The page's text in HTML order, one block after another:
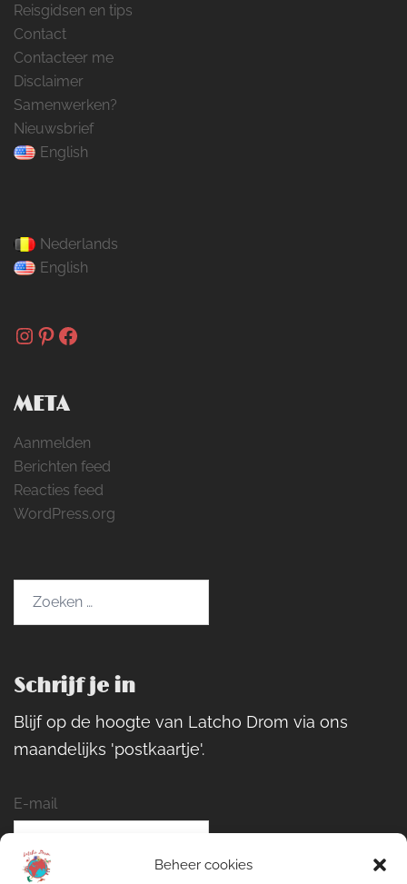
Beheer cookies
Reisgidsen en tips
Contact
Contacteer me
Disclaimer
Samenwerken?
Nieuwsbrief
English
Nederlands
English
Instagram
Pinterest
Facebook
META
Aanmelden
Berichten feed
Reacties feed
WordPress.org
Schrijf je in
Blijf op de hoogte van Latcho Drom via ons
maandelijks 'postkaartje'.
E-mail